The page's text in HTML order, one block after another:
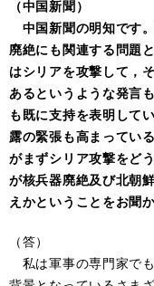
（中国新聞）
中国新聞の明知です
廃絶にも関連する問題
はシリアを攻撃して，
あるというような発言
も既に支持を表明して
露の緊張も高まってい
がまずシリア攻撃をど
が核兵器廃絶及び北朝
えかということをお聞
（答）
私は軍事の専門家で